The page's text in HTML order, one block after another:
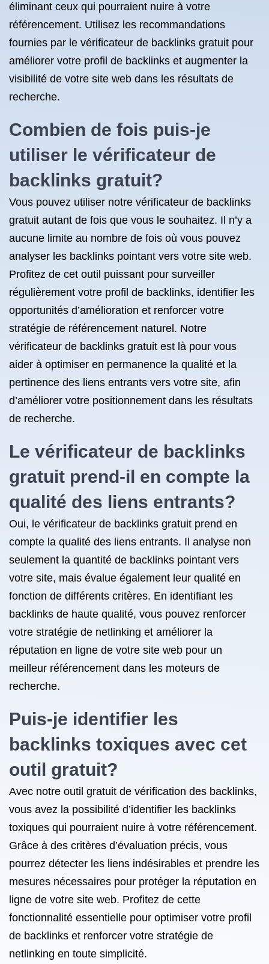
éliminant ceux qui pourraient nuire à votre
référencement. Utilisez les recommandations
fournies par le vérificateur de backlinks gratuit pour
améliorer votre profil de backlinks et augmenter la
visibilité de votre site web dans les résultats de
recherche.
Combien de fois puis-je
utiliser le vérificateur de
backlinks gratuit?
Vous pouvez utiliser notre vérificateur de backlinks
gratuit autant de fois que vous le souhaitez. Il n’y a
aucune limite au nombre de fois où vous pouvez
analyser les backlinks pointant vers votre site web.
Profitez de cet outil puissant pour surveiller
régulièrement votre profil de backlinks, identifier les
opportunités d’amélioration et renforcer votre
stratégie de référencement naturel. Notre
vérificateur de backlinks gratuit est là pour vous
aider à optimiser en permanence la qualité et la
pertinence des liens entrants vers votre site, afin
d’améliorer votre positionnement dans les résultats
de recherche.
Le vérificateur de backlinks
gratuit prend-il en compte la
qualité des liens entrants?
Oui, le vérificateur de backlinks gratuit prend en
compte la qualité des liens entrants. Il analyse non
seulement la quantité de backlinks pointant vers
votre site, mais évalue également leur qualité en
fonction de différents critères. En identifiant les
backlinks de haute qualité, vous pouvez renforcer
votre stratégie de netlinking et améliorer la
réputation en ligne de votre site web pour un
meilleur référencement dans les moteurs de
recherche.
Puis-je identifier les
backlinks toxiques avec cet
outil gratuit?
Avec notre outil gratuit de vérification des backlinks,
vous avez la possibilité d’identifier les backlinks
toxiques qui pourraient nuire à votre référencement.
Grâce à des critères d’évaluation précis, vous
pourrez détecter les liens indésirables et prendre les
mesures nécessaires pour protéger la réputation en
ligne de votre site web. Profitez de cette
fonctionnalité essentielle pour optimiser votre profil
de backlinks et renforcer votre stratégie de
netlinking en toute simplicité.